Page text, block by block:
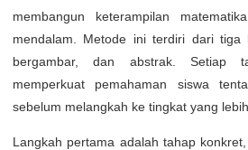
membangun keterampilan
mendalam. Metode ini terdiri dari tiga
bergambar, dan abstrak. Setiap
memperkuat pemahaman siswa
sebelum melangkah ke tingkat yang
Langkah pertama adalah tahap